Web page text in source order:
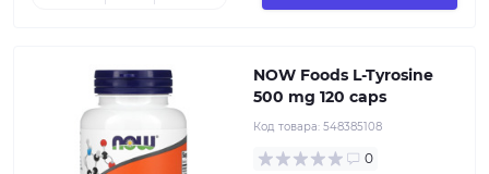
NOW Foods L-Tyrosine
500 mg 120 caps
Код товара: 548385108
0